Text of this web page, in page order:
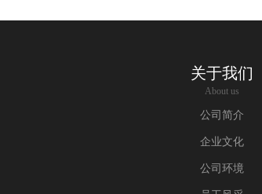
关于我们
About us
公司简介
企业文化
公司环境